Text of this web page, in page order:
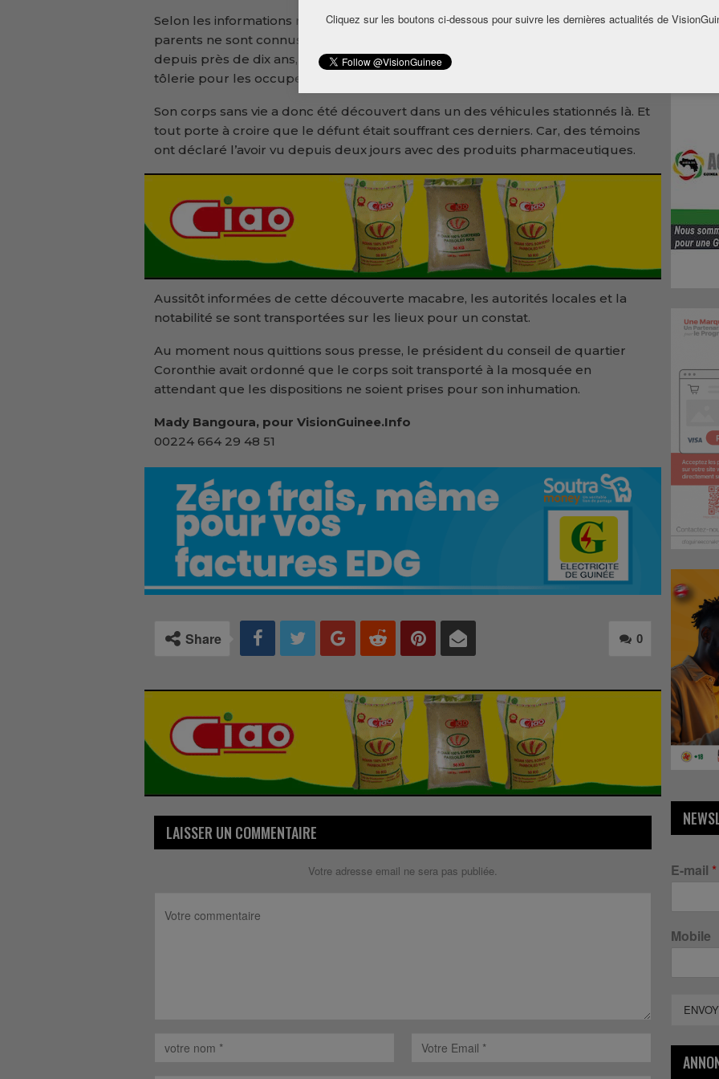
Selon les informations reçues recueillies sur les lieux, le vieux Condé dont les
parents ne sont connus d’aucun citoyen de la localité, habiterait ces lieux
depuis près de dix ans, et profite des véhicules qui viennent dans un atelier de
tôlerie pour les occuper la nuit.
Son corps sans vie a donc été découvert dans un des véhicules stationnés là. Et
tout porte à croire que le défunt était souffrant ces derniers. Car, des témoins
ont déclaré l’avoir vu depuis deux jours avec des produits pharmaceutiques.
Aussitôt informées de cette découverte macabre, les autorités locales et la
notabilité se sont transportées sur les lieux pour un constat.
Au moment nous quittions sous presse, le président du conseil de quartier
Coronthie avait ordonné que le corps soit transporté à la mosquée en
attendant que les dispositions ne soient prises pour son inhumation.
Mady Bangoura, pour VisionGuinee.Info
00224 664 29 48 51
0
Share
LAISSER UN COMMENTAIRE
Votre adresse email ne sera pas publiée. E-mail *
Mobile
Cliquez sur les boutons ci-dessous pour suivre les dernières actualités de